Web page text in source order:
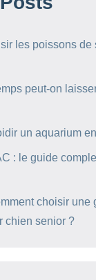
les poissons de
peut-on
un aquarium
: le guide
choisir une
chien senior ?